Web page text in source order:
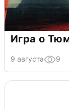
Игра о
9 августа 9